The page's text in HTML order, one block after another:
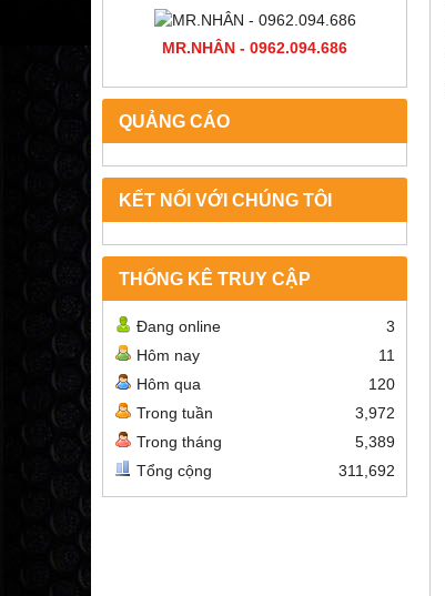
MR.NHÂN - 0962.094.686
QUẢNG CÁO
KẾT NỐI VỚI CHÚNG TÔI
THỐNG KÊ TRUY CẬP
Đang online
3
Hôm nay
11
Hôm qua
120
Trong tuần
3,972
Trong tháng
5,389
Tổng cộng
311,692